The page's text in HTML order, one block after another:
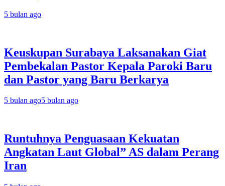
5 bulan ago
Keuskupan Surabaya Laksanakan Giat
Pembekalan Pastor Kepala Paroki Baru
dan Pastor yang Baru Berkarya
5 bulan ago5 bulan ago
Runtuhnya Penguasaan Kekuatan
Angkatan Laut Global” AS dalam Perang
Iran